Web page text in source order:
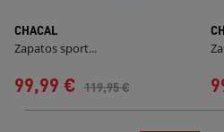
CHACAL
Zapatos sport...
99,99 € 119,95 €